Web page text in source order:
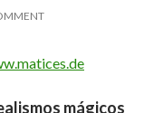
mágicos